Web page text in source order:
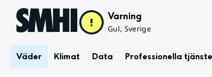
Hoppa till sidans innehåll Varning
Gul, Sverige
Väder Klimat Data Professionella